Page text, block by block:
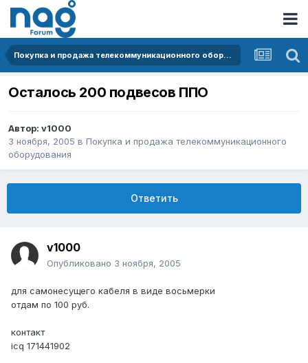
Покупка и продажа телекоммуникационного оборудования
Осталось 200 подвесов ППО
Автор: v1000
3 ноября, 2005 в Покупка и продажа телекоммуникационного
оборудования
Ответить
v1000
Опубликовано 3 ноября, 2005
для самонесущего кабеля в виде восьмерки
отдам по 100 руб.
контакт
icq 171441902